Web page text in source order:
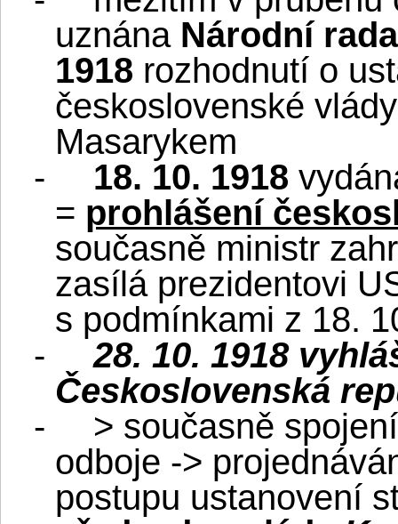
uznána Národní rada
1918 rozhodnutí o
československé
Masarykem
-
18. 10. 1918
= prohlášení
současně ministr
zasílá prezidentovi
s podmínkami z 18.
-
28. 10. 1918
Československá
-
> současně
odboje ->
postupu ustanovení